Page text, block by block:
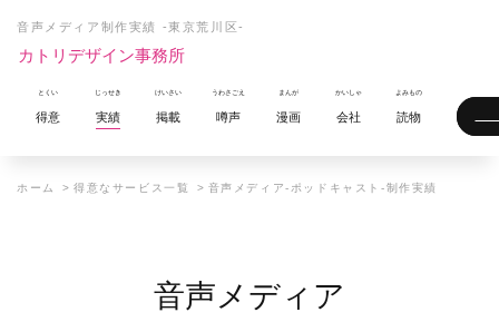
音声メディア制作実績 -東京荒川区-
カトリデザイン事務所
得意 実績 掲載 噂声 漫画 会社 読物
ホーム 得意なサービス一覧 音声メディア-ポッドキャスト-制作実績
音声メディア